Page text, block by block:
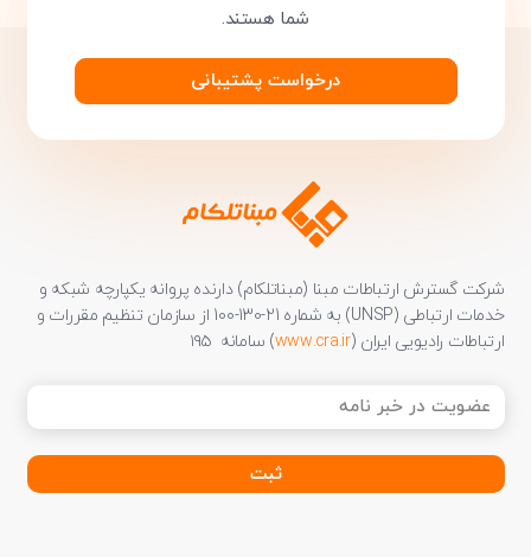
شما هستند.
درخواست پشتیبانی
شرکت گسترش ارتباطات مبنا (مبناتلکام) دارنده پروانه یکپارچه شبکه و
خدمات ارتباطی (UNSP) به شماره 21-130-100 از سازمان تنظیم مقررات و
ارتباطات رادیویی ایران (www.cra.ir) سامانه ۱۹۵
عضویت
در
خبر
نامه